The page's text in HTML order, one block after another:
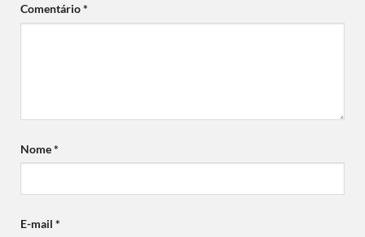
Comentário*
Nome*
E-mail *